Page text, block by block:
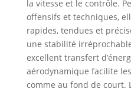
était :
la vitesse et le contrôle.
offensifs et techniques,
rapides, tendues et
une stabilité
excellent transfert
aérodynamique facilite
comme au fond de court.